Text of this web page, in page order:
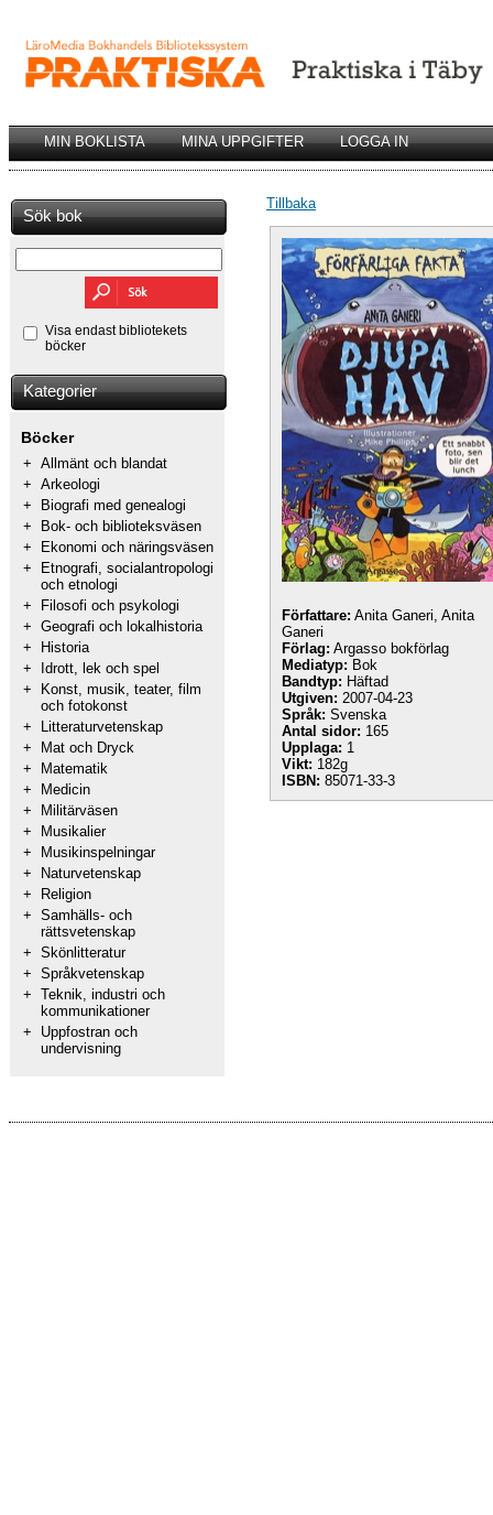
MIN BOKLISTA MINA UPPGIFTER LOGGA IN
Sök bok
Visa endast bibliotekets
böcker
Kategorier
Böcker
+ Allmänt och blandat
+ Arkeologi
+
Biografi med genealogi
+
Bok- och biblioteksväsen
+
Ekonomi och näringsväsen
+
Etnografi, socialantropologi
och etnologi
+
Filosofi och psykologi
+ Geografi och lokalhistoria
+
Historia
+
Idrott, lek och spel
+
Konst, musik, teater, film
och fotokonst
+
Litteraturvetenskap
+
Mat och Dryck
+
Matematik
+
Medicin
+
Militärväsen
+
Musikalier
+
Musikinspelningar
+
Naturvetenskap
+
Religion
+ Samhälls- och
rättsvetenskap
+ Skönlitteratur
+ Språkvetenskap
+ Teknik, industri och
kommunikationer
+
Uppfostran och
undervisning
Tillbaka
Författare: Anita Ganeri, Anita
Ganeri
Förlag: Argasso bokförlag
Mediatyp: Bok
Bandtyp: Häftad
Utgiven: 2007-04-23
Språk: Svenska
Antal sidor: 165
Upplaga: 1
Vikt: 182g
ISBN: 85071-33-3